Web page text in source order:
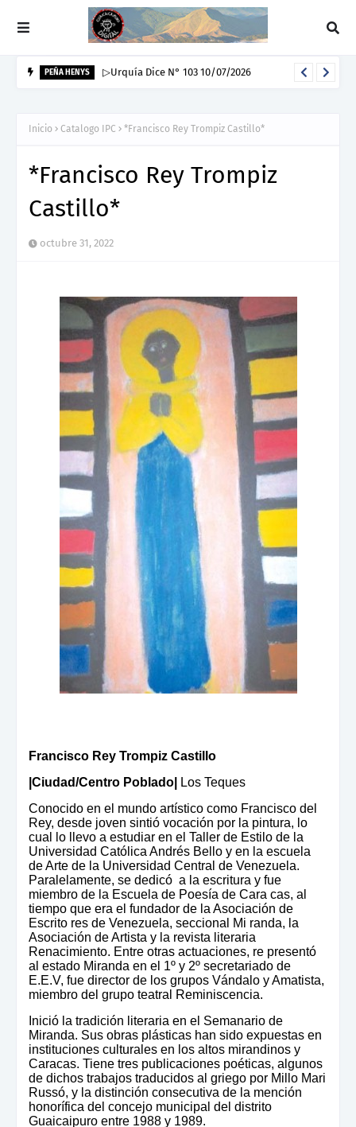
PEÑA HENYS ▷Urquía Dice N° 103 10/07/2026
Inicio Catalogo IPC *Francisco Rey Trompiz Castillo*
*Francisco Rey Trompiz
Castillo*
octubre 31, 2022
Francisco Rey Trompiz Castillo
|Ciudad/Centro Poblado|
Los Teques
Conocido en el mundo artístico como Francisco del
Rey, desde joven sintió vocación por la pintura, lo
cual lo llevo a estudiar en el Taller de Estilo de la
Universidad Católica Andrés Bello y en la escuela
de Arte de la Universidad Central de Venezuela.
Paralelamente, se dedicó a la escritura y fue
miembro de la Escuela de Poesía de Cara cas, al
tiempo que era el fundador de la Asociación de
Escrito res de Venezuela, seccional Mi randa, la
Asociación de Artista y la revista literaria
Renacimiento. Entre otras actuaciones, re presentó
al estado Miranda en el 1º y 2º secretariado de
E.E.V, fue director de los grupos Vándalo y Amatista,
miembro del grupo teatral Reminiscencia.
Inició la tradición literaria en el Semanario de
Miranda. Sus obras plásticas han sido expuestas en
instituciones culturales en los altos mirandinos y
Caracas. Tiene tres publicaciones poéticas, algunos
de dichos trabajos traducidos al griego por Millo Mari
Russó, y la distinción consecutiva de la mención
honorífica del concejo municipal del distrito
Guaicaipuro entre 1988 y 1989.